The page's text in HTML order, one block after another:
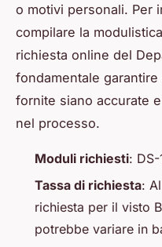
o motivi personali. Per
compilare la
richiesta online del
fondamentale
fornite siano accurate
nel processo.
Moduli richiesti:
Tassa di richiesta:
richiesta per il visto
potrebbe variare in